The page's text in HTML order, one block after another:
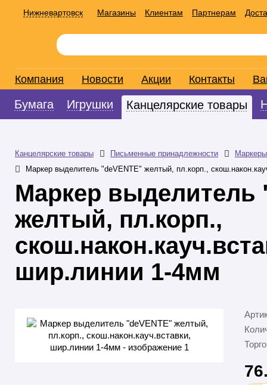
Нижневартовск Магазины Клиентам Партнерам
Компания Новости Акции Контакты
Бумага Игрушки Канцелярские товары
Канцелярские товары Письменные принадлежности
Маркеры
Маркер выделитель "deVENTE" желтый, пл.корп.,
Маркер выделитель
желтый, пл.корп.,
шир.линии 1-4мм